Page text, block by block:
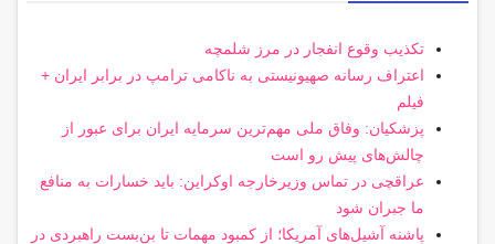
تکذیب وقوع انفجار در مرز شلمچه
اعتراف رسانه صهیونیستی به ناکامی ترامپ در برابر ایران +
فیلم
پزشکیان: وفاق ملی مهم‌ترین سرمایه ایران برای عبور از
چالش‌های پیش رو است
عراقچی در تماس وزیرخارجه اوکراین: باید خسارات به منافع
ما جبران شود
پاشنه آشیل‌های آمریکا؛ از کمبود مهمات تا بن‌بست راهبردی در